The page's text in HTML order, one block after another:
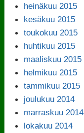
heinäkuu 2015
kesäkuu 2015
toukokuu 2015
huhtikuu 2015
maaliskuu 2015
helmikuu 2015
tammikuu 2015
joulukuu 2014
marraskuu 2014
lokakuu 2014